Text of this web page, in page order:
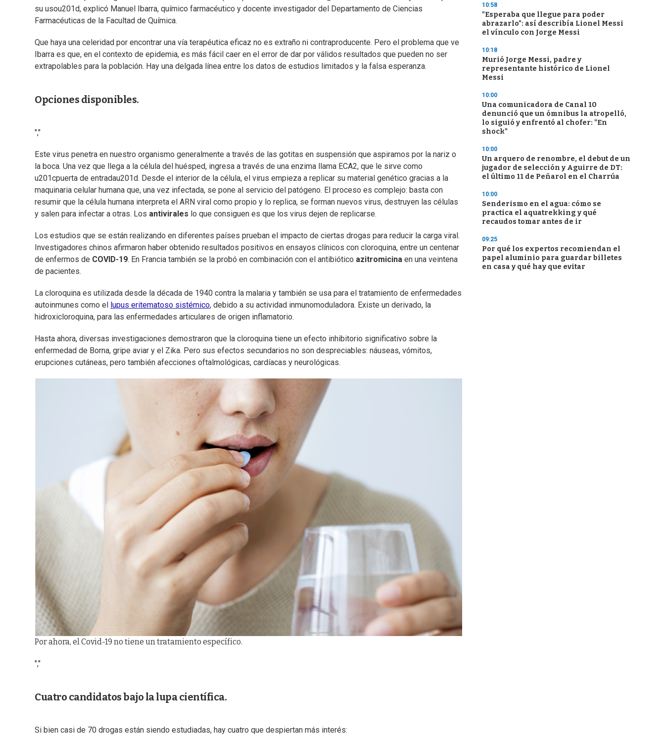
su usou201d, explicó Manuel Ibarra, químico farmacéutico y docente investigador del Departamento de Ciencias
Farmacéuticas de la Facultad de Química.
Que haya una celeridad por encontrar una vía terapéutica eficaz no es extraño ni contraproducente. Pero el problema que ve
Ibarra es que, en el contexto de epidemia, es más fácil caer en el error de dar por válidos resultados que pueden no ser
extrapolables para la población. Hay una delgada línea entre los datos de estudios limitados y la falsa esperanza.
Opciones disponibles.
","
Este virus penetra en nuestro organismo generalmente a través de las gotitas en suspensión que aspiramos por la nariz o
la boca. Una vez que llega a la célula del huésped, ingresa a través de una enzima llama ECA2, que le sirve como
u201cpuerta de entradau201d. Desde el interior de la célula, el virus empieza a replicar su material genético gracias a la
maquinaria celular humana que, una vez infectada, se pone al servicio del patógeno. El proceso es complejo: basta con
resumir que la célula humana interpreta el ARN viral como propio y lo replica, se forman nuevos virus, destruyen las células
y salen para infectar a otras. Los antivirales lo que consiguen es que los virus dejen de replicarse.
Los estudios que se están realizando en diferentes países prueban el impacto de ciertas drogas para reducir la carga viral.
Investigadores chinos afirmaron haber obtenido resultados positivos en ensayos clínicos con cloroquina, entre un centenar
de enfermos de COVID-19. En Francia también se la probó en combinación con el antibiótico azitromicina en una veintena
de pacientes.
La cloroquina es utilizada desde la década de 1940 contra la malaria y también se usa para el tratamiento de enfermedades
autoinmunes como el
lupus eritematoso sistémico, debido a su actividad inmunomoduladora. Existe un derivado, la
hidroxicloroquina, para las enfermedades articulares de origen inflamatorio.
Hasta ahora, diversas investigaciones demostraron que la cloroquina tiene un efecto inhibitorio significativo sobre la
enfermedad de Borna, gripe aviar y el Zika. Pero sus efectos secundarios no son despreciables: náuseas, vómitos,
erupciones cutáneas, pero también afecciones oftalmológicas, cardíacas y neurológicas.
Por ahora, el Covid-19 no tiene un tratamiento específico.
","
Cuatro candidatos bajo la lupa científica.
Si bien casi de 70 drogas están siendo estudiadas, hay cuatro que despiertan más interés:
10:58
"Esperaba que llegue para poder
abrazarlo": así describía Lionel Messi
el vínculo con Jorge Messi
10:18
Murió Jorge Messi, padre y
representante histórico de Lionel
Messi
10:00
Una comunicadora de Canal 10
denunció que un ómnibus la atropelló,
lo siguió y enfrentó al chofer: "En
shock"
10:00
Un arquero de renombre, el debut de un
jugador de selección y Aguirre de DT:
el último 11 de Peñarol en el Charrúa
10:00
Senderismo en el agua: cómo se
practica el aquatrekking y qué
recaudos tomar antes de ir
09:25
Por qué los expertos recomiendan el
papel aluminio para guardar billetes
en casa y qué hay que evitar